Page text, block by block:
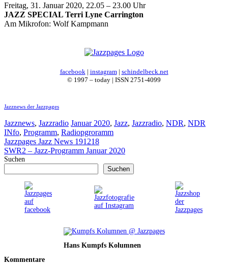
Freitag, 31. Januar 2020, 22.05 – 23.00 Uhr
JAZZ SPECIAL Terri Lyne Carrington
Am Mikrofon: Wolf Kampmann
facebook | instagram| schindelbeck.net
© 1997 – today | ISSN 2751-4099
Jazznews der Jazzpages
Kategorien
Jazznews, Jazzradio Schlagwörter
Januar 2020, Jazz, Jazzradio, NDR, NDR
INfo, Programm, Radiopgroramm
Jazzpages Jazz News 191218
SWR2 – Jazz-Programm Januar 2020
Suchen
Suchen
Hans Kumpfs Kolumnen
Kommentare